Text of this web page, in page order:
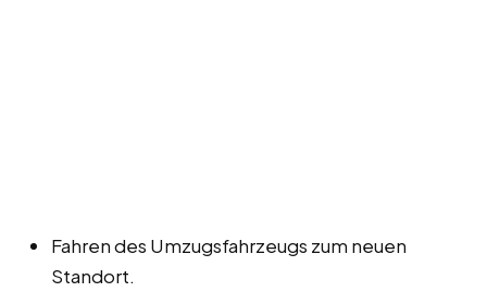
Fahren des Umzugsfahrzeugs zum neuen
Standort.